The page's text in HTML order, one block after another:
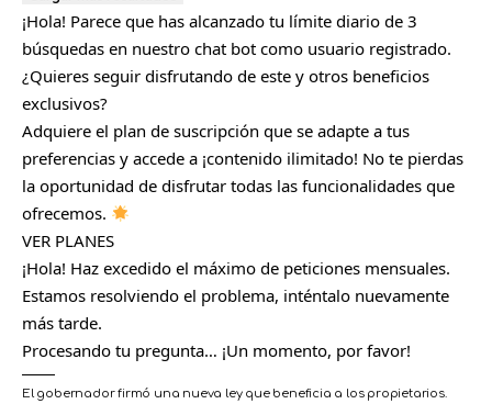
¡Hola! Parece que has alcanzado tu límite diario de 3
búsquedas en nuestro chat bot como usuario registrado.
¿Quieres seguir disfrutando de este y otros beneficios
exclusivos?
Adquiere el plan de suscripción que se adapte a tus
preferencias y accede a ¡contenido ilimitado! No te pierdas
la oportunidad de disfrutar todas las funcionalidades que
ofrecemos.
VER PLANES
¡Hola! Haz excedido el máximo de peticiones mensuales.
Estamos resolviendo el problema, inténtalo nuevamente
más tarde.
Procesando tu pregunta… ¡Un momento, por favor!
El gobernador firmó una nueva ley que beneficia a los propietarios.